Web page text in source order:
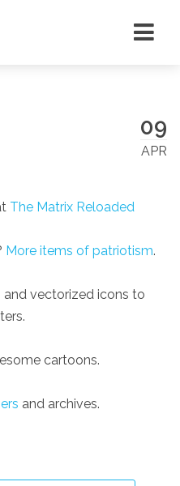
09
APR
The Matrix Reloaded
More items of patriotism.
and vectorized icons to
cartoons.
and archives.